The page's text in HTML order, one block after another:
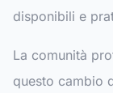
disponibili e
La comunità
questo cambio